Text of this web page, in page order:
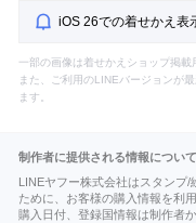
iOS 26での着せかえ表
一部の画像は着せかえショップ掲載
また、ご利用のLINEバージョンが
ます。
制作者に提供される情報について
LINEヤフー株式会社はスタンプ
ために、お客様の購入情報を利用
購入日付、登録国情報は制作者